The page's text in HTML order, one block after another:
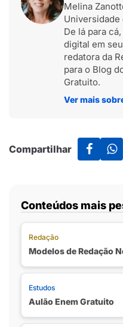
Melina
Universidade
De lá para
digital em
redatora da
para o Blog
Gratuito.
Ver mais
Compartilhar
Conteúdos mais
Redação
Modelos de Redação
Estudos
Aulão Enem Gratuito